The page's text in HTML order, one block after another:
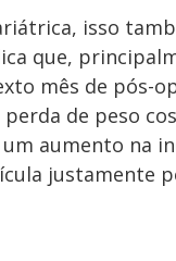
isso
que,
mês de pós-
perda de peso
aumento na
justamente